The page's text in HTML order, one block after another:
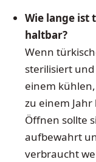
Wie lange ist
haltbar?
Wenn
sterilisiert
einem
zu einem
Öffnen sollte
aufbewahrt
verbraucht